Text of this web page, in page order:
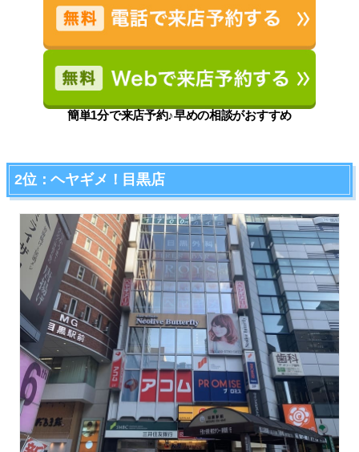
簡単1分で来店予約♪早めの相談がおすすめ
2位：ヘヤギメ！目黒店